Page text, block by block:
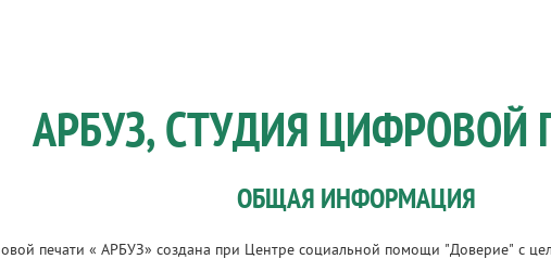
АРБУЗ, СТУДИЯ ЦИФРОВОЙ
ОБЩАЯ ИНФОРМАЦИЯ
печати « АРБУЗ» создана при Центре социальной помощи "Доверие" с